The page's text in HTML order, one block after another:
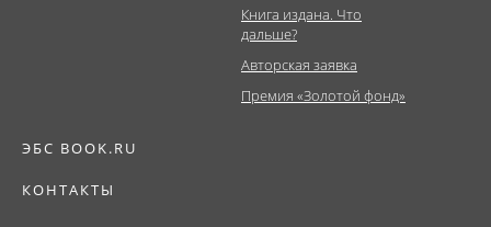
Книга издана. Что
дальше?
Авторская заявка
Премия «Золотой фонд»
ЭБС BOOK.RU
КОНТАКТЫ